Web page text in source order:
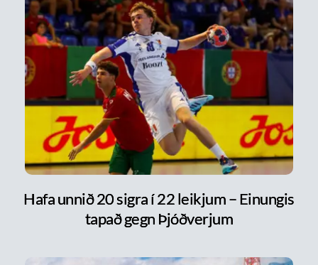
Hafa unnið 20 sigra í 22 leikjum – Einungis
tapað gegn Þjóðverjum